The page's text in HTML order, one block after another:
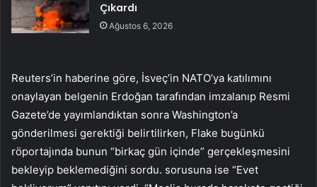
Çıkardı
Ağustos 6, 2026
Reuters’in haberine göre, İsveç’in NATO’ya katılımını
onaylayan belgenin Erdoğan tarafından imzalanıp Resmi
Gazete’de yayımlandıktan sonra Washington’a
gönderilmesi gerektiği belirtilirken, Flake bugünkü
röportajında ​​bunun “birkaç gün içinde” gerçekleşmesini
bekleyip beklemediğini sordu. sorusuna ise “Evet